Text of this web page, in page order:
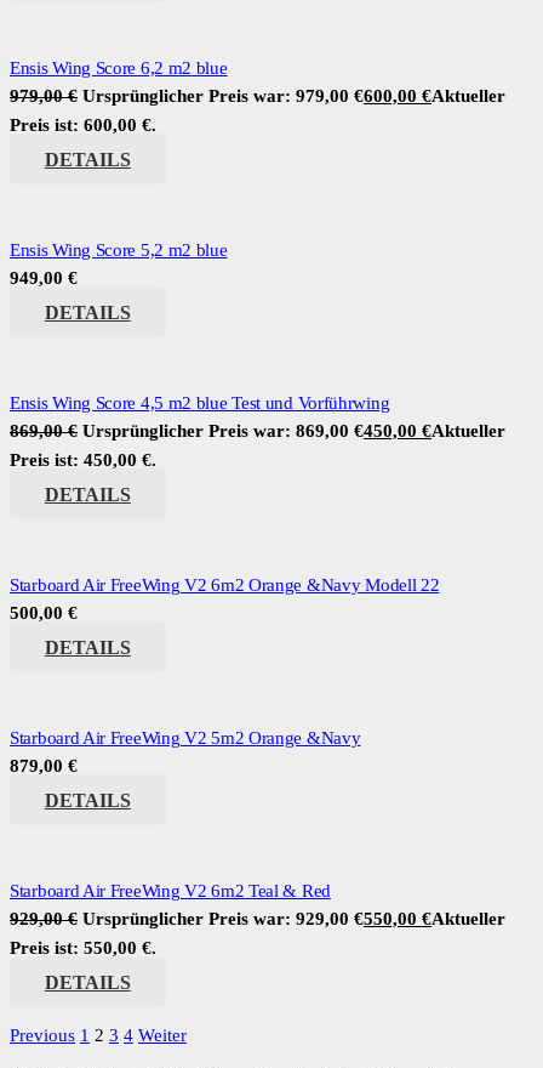
Ensis Wing Score 6,2 m2 blue
979,00€ Ursprünglicher Preis war: 979,00 €600,00 €Aktueller
Preis ist: 600,00 €.
DETAILS
Ensis Wing Score 5,2 m2 blue
949,00 €
DETAILS
Ensis Wing Score 4,5 m2 blue Test und Vorführwing
869,00€ Ursprünglicher Preis war: 869,00 €450,00 €Aktueller
Preis ist: 450,00 €.
DETAILS
Starboard Air FreeWing V2 6m2 Orange &Navy Modell 22
500,00 €
DETAILS
Starboard Air FreeWing V2 5m2 Orange &Navy
879,00 €
DETAILS
Starboard Air FreeWing V2 6m2 Teal & Red
929,00€ Ursprünglicher Preis war: 929,00 €550,00 €Aktueller
Preis ist: 550,00 €.
DETAILS
Previous 1 2 3 4 Weiter